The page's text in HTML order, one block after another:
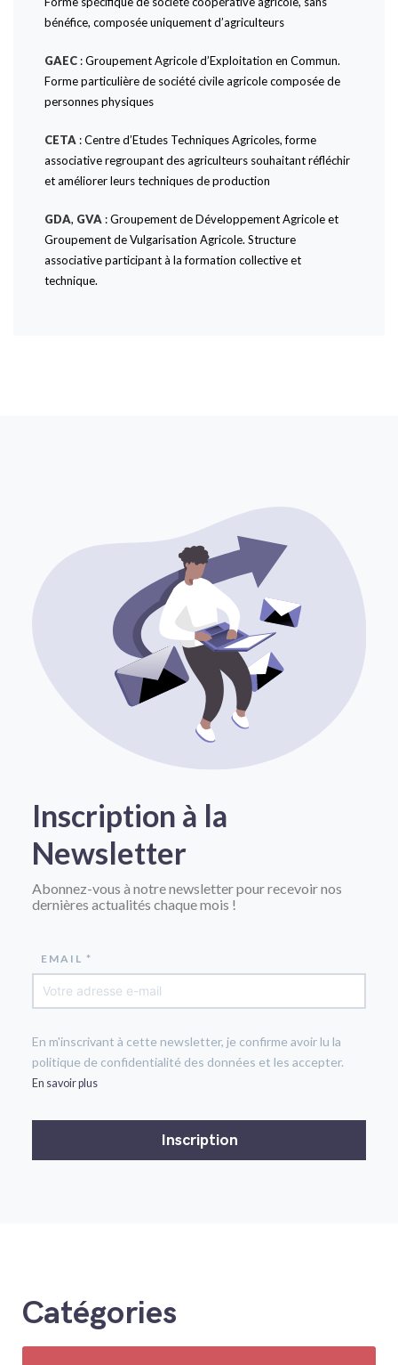
bénéfice, composée uniquement d’agriculteurs
GAEC : Groupement Agricole d’Exploitation en Commun.
Forme particulière de société civile agricole composée de
personnes physiques
CETA : Centre d’Etudes Techniques Agricoles, forme
associative regroupant des agriculteurs souhaitant réfléchir
et améliorer leurs techniques de production
GDA, GVA : Groupement de Développement Agricole et
Groupement de Vulgarisation Agricole. Structure
associative participant à la formation collective et
technique.
Inscription à la
Newsletter
Abonnez-vous à notre newsletter pour recevoir nos
dernières actualités chaque mois !
EMAIL *
En m'inscrivant à cette newsletter, je confirme avoir lu la
politique de confidentialité des données et les accepter.
En savoir plus
Catégories